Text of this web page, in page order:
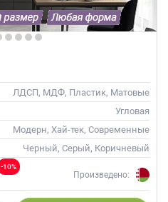
ЛДСП, МДФ, Пластик, Матовые
Угловая
Модерн, Хай-тек, Современные
Черный, Серый, Коричневый
-10%
Произведено: